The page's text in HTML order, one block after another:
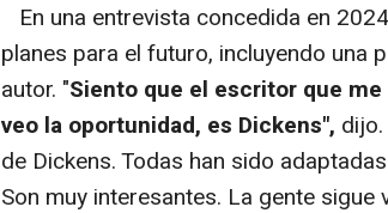
En una entrevista concedida en
planes para el futuro, incluyendo una
autor. "Siento que el escritor que
veo la oportunidad, es Dickens",
de Dickens. Todas han sido
Son muy interesantes. La gente sigue